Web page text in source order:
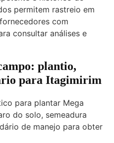
permitem rastreio em
com
consultar análises e
plantio,
para Itagimirim
para plantar Mega
do solo, semeadura
de manejo para obter